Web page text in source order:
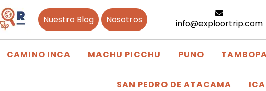
Nuestro Blog Nosotros info@exploortrip.com
CAMINO INCA MACHU PICCHU PUNO
SAN PEDRO DE ATACAMA ICA